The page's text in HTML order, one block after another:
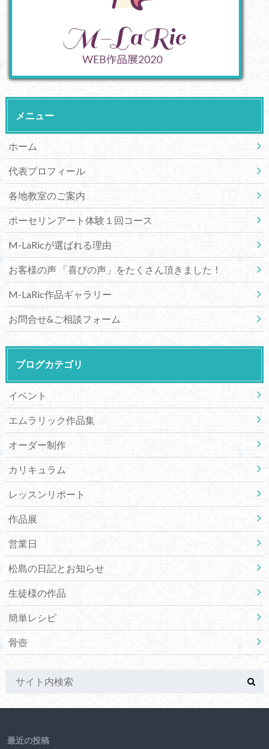
メニュー
ホーム
代表プロフィール
各地教室のご案内
ポーセリンアート体験１回コース
M-LaRicが選ばれる理由
お客様の声 「喜びの声」をたくさん頂きました！
M-LaRic作品ギャラリー
お問合せ&ご相談フォーム
ブログカテゴリ
イベント
エムラリック作品集
オーダー制作
カリキュラム
レッスンリポート
作品展
営業日
松島の日記とお知らせ
生徒様の作品
簡単レシピ
骨壺
最近の投稿